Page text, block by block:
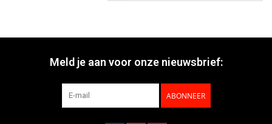
Meld je aan voor onze nieuwsbrief:
ABONNEER